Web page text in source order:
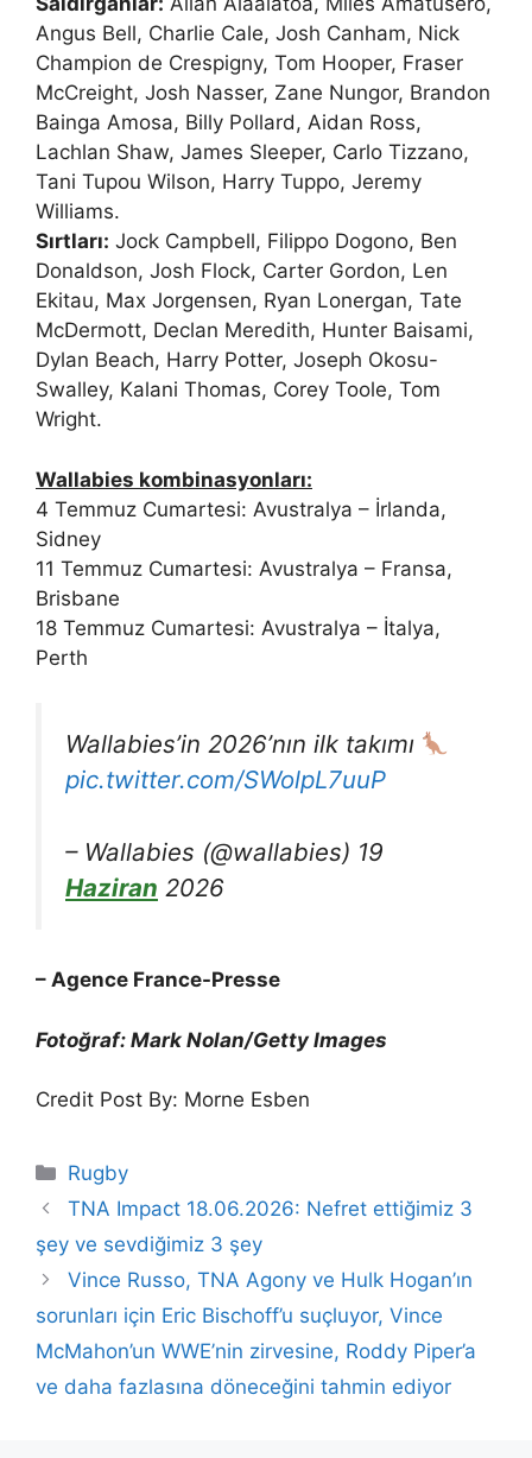
Angus Bell, Charlie Cale, Josh Canham, Nick
Champion de Crespigny, Tom Hooper, Fraser
McCreight, Josh Nasser, Zane Nungor, Brandon
Bainga Amosa, Billy Pollard, Aidan Ross,
Lachlan Shaw, James Sleeper, Carlo Tizzano,
Tani Tupou Wilson, Harry Tuppo, Jeremy
Williams.
Sırtları: Jock Campbell, Filippo Dogono, Ben
Donaldson, Josh Flock, Carter Gordon, Len
Ekitau, Max Jorgensen, Ryan Lonergan, Tate
McDermott, Declan Meredith, Hunter Baisami,
Dylan Beach, Harry Potter, Joseph Okosu-
Swalley, Kalani Thomas, Corey Toole, Tom
Wright.
Wallabies kombinasyonları:
4 Temmuz Cumartesi: Avustralya – İrlanda,
Sidney
11 Temmuz Cumartesi: Avustralya – Fransa,
Brisbane
18 Temmuz Cumartesi: Avustralya – İtalya,
Perth
Wallabies’in 2026’nın ilk takımı
pic.twitter.com/SWolpL7uuP
– Wallabies (@wallabies) 19
Haziran 2026
– Agence France-Presse
Fotoğraf: Mark Nolan/Getty Images
Credit Post By: Morne Esben
Categories
Rugby
TNA Impact 18.06.2026: Nefret ettiğimiz 3
şey ve sevdiğimiz 3 şey
Vince Russo, TNA Agony ve Hulk Hogan’ın
sorunları için Eric Bischoff’u suçluyor, Vince
McMahon’un WWE’nin zirvesine, Roddy Piper’a
ve daha fazlasına döneceğini tahmin ediyor